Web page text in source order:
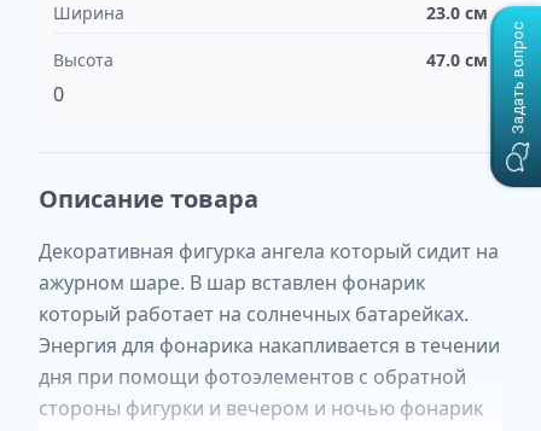
Ширина 23.0 см
Высота 47.0 см
0
Описание товара
Декоративная фигурка ангела который сидит на
ажурном шаре. В шар вставлен фонарик
который работает на солнечных батарейках.
Энергия для фонарика накапливается в течении
дня при помощи фотоэлементов с обратной
стороны фигурки и вечером и ночью фонарик
Задать вопрос